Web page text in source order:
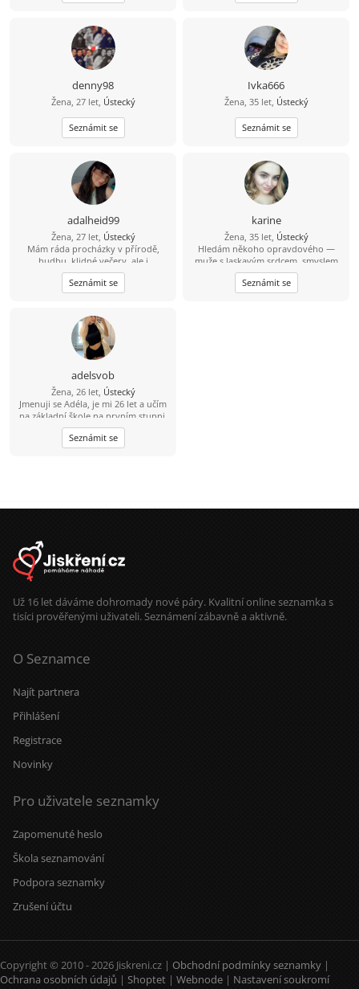
denny98
Žena, 27 let, Ústecký
Seznámit se
Ivka666
Žena, 35 let, Ústecký
Seznámit se
adalheid99
Žena, 27 let, Ústecký
Mám ráda procházky v přírodě,
hudbu, klidné večery, ale i
spontánní nápady. Jsem spíš
empatická a vnímavá, takže ocením
někoho, kdo to má podobně. Mám
blízkým. Hledám vztah založený na
důvěře, respektu a pohodě. Ocením
muže, který je hodný, upřímný a ví,
co chce. Nehledám dokonalost, ale
někoho, kdo to myslí vážně.
Seznámit se
karine
Žena, 35 let, Ústecký
Hledám někoho opravdového —
muže s laskavým srdcem, smyslem
pro humor a otevřenou myslí.
Někoho, kdo se nebojí být sám
sebou a kdo hledá hlubší spojení, ne
Seznámit se
adelsvob
Žena, 26 let, Ústecký
Jmenuji se Adéla, je mi 26 let a učím
na základní škole na prvním stupni.
Práce s dětmi mě baví a dává mi
smysl. Ve volném čase ráda cestuji,
chodím na turistiku, běhám a občas
Seznámit se
Už 16 let dáváme dohromady nové páry. Kvalitní online seznamka s
tisíci prověřenými uživateli. Seznámení zábavně a aktivně.
O Seznamce
Najít partnera
Přihlášení
Registrace
Novinky
Pro uživatele seznamky
Zapomenuté heslo
Škola seznamování
Podpora seznamky
Zrušení účtu
Copyright © 2010 - 2026 Jiskreni.cz | Obchodní podmínky seznamky |
Ochrana osobních údajů | Shoptet | Webnode | Nastavení soukromí